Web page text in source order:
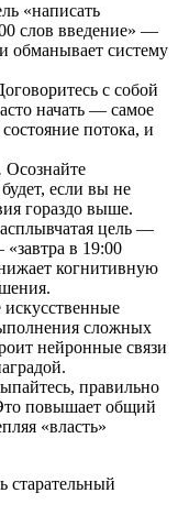
«написать
слов введение» —
обманывает систему
с собой
начать — самое
потока, и
Осознайте
если вы не
гораздо выше.
цель —
в 19:00
когнитивную
искусственные
сложных
нейронные связи
правильно
повышает общий
«власть»
старательный